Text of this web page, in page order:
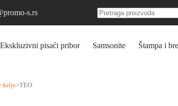
s.rs
Ekskluzivni pisaći pribor Samsonite Štampa i
šolje>TEO